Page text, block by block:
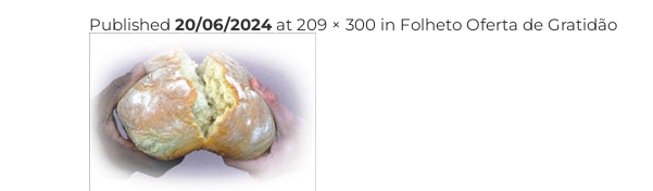
Published 20/06/2024at 209 × 300 in Folheto Oferta de Gratidão